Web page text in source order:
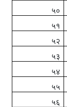
५०
५१
५२
५३
५४
५५
५६